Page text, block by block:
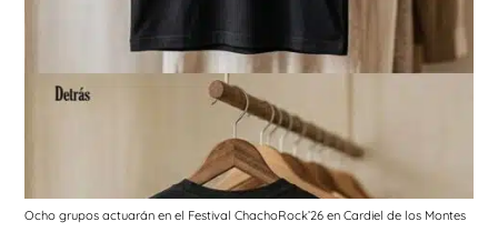
Ocho grupos actuarán en el Festival ChachoRock’26 en Cardiel de los Montes